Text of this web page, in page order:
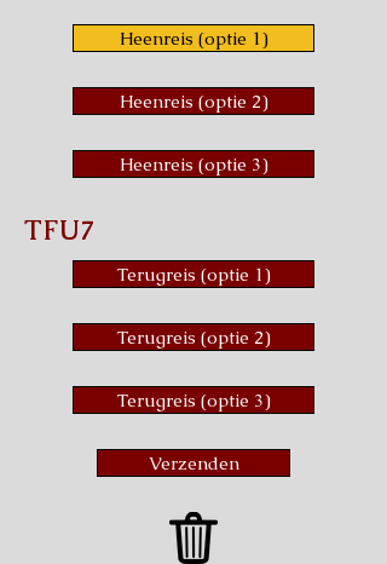
Heenreis (optie 1)
Heenreis (optie 2)
Heenreis (optie 3)
TFU7
Terugreis (optie 1)
Terugreis (optie 2)
Terugreis (optie 3)
Verzenden